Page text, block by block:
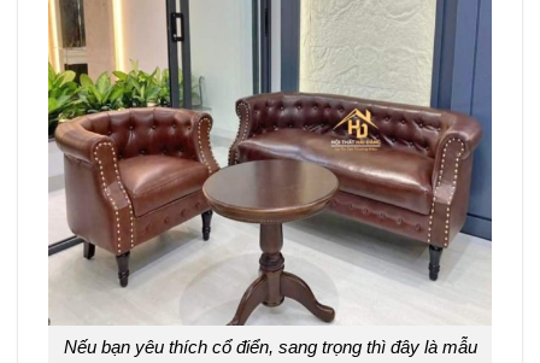
Nếu bạn yêu thích cổ điển, sang trọng thì đây là mẫu